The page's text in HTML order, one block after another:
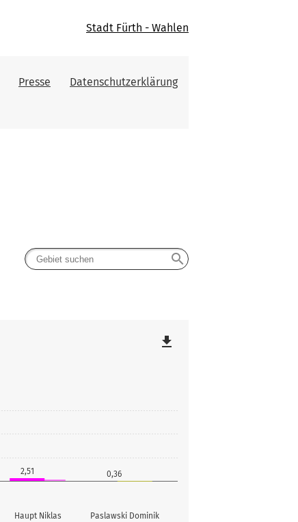
Stadt Fürth - Wahlen
Presse Datenschutzerklärung
search
Haupt Niklas Paslawski Dominik
2,51 0,36
file_download